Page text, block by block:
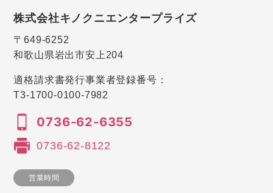
株式会社キノクニエンタープライズ
〒649-6252
和歌山県岩出市安上204
適格請求書発行事業者登録番号：
T3-1700-0100-7982
0736-62-6355
0736-62-8122
営業時間